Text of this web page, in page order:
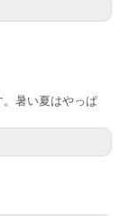
暑い夏はやっぱ